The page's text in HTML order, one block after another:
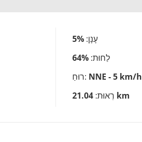
עָנָן: 5%
לַחוּת: 64%
רוּחַ: NNE - 5 km/h
רְאוּת: 21.04 km